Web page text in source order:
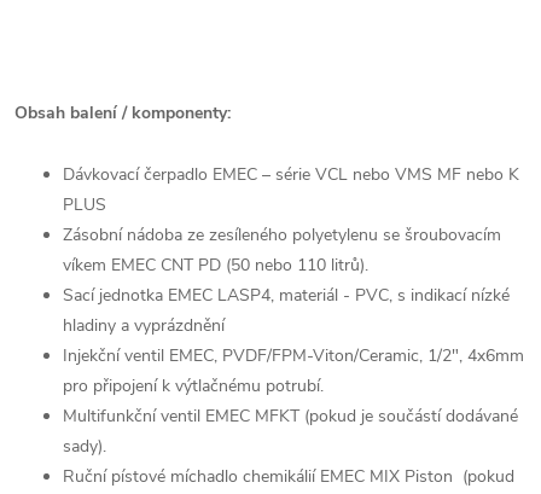
Obsah balení / komponenty:
Dávkovací čerpadlo EMEC – série VCL nebo VMS MF nebo K
PLUS
Zásobní nádoba ze zesíleného polyetylenu se šroubovacím
víkem EMEC CNT PD (50 nebo 110 litrů).
Sací jednotka EMEC LASP4, materiál - PVC, s indikací nízké
hladiny a vyprázdnění
Injekční ventil EMEC, PVDF/FPM-Viton/Ceramic, 1/2", 4x6mm
pro připojení k výtlačnému potrubí.
Multifunkční ventil EMEC MFKT (pokud je součástí dodávané
sady).
Ruční pístové míchadlo chemikálií EMEC MIX Piston (pokud